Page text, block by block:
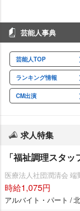
芸能人事典
芸能人TOP
ランキング情報
CM出演
求人特集
「福祉調理スタ
医療法人社団潤清会 端
時給1,075円
アルバイト・パート /